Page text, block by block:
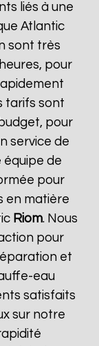
liés à une
Atlantic
sont très
pour
tarifs sont
pour
service de
équipe de
pour
en matière
Riom. Nous
pour
et
eau
satisfaits
sur notre